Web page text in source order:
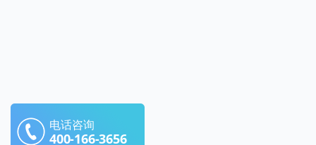
电话咨询
400-166-3656